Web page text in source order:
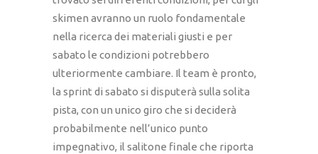
skimen avranno un ruolo fondamentale
nella ricerca dei materiali giusti e per
sabato le condizioni potrebbero
ulteriormente cambiare. Il team è pronto,
la sprint di sabato si disputerà sulla solita
pista, con un unico giro che si deciderà
probabilmente nell’unico punto
impegnativo, il salitone finale che riporta